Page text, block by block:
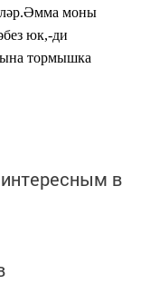
моны
юк,-ди
тормышка
в